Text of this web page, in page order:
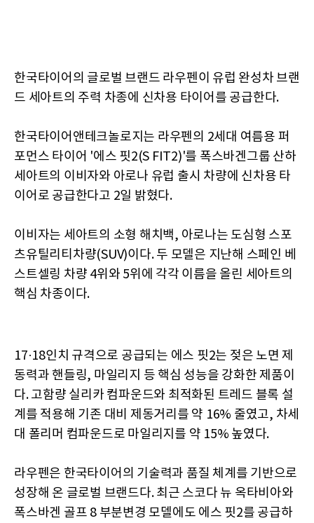
한국타이어의 글로벌 브랜드 라우펜이 유럽 완성차 브랜
드 세아트의 주력 차종에 신차용 타이어를 공급한다.
한국타이어앤테크놀로지는 라우펜의 2세대 여름용 퍼
포먼스 타이어 '에스 핏2(S FIT2)'를 폭스바겐그룹 산하
세아트의 이비자와 아로나 유럽 출시 차량에 신차용 타
이어로 공급한다고 2일 밝혔다.
이비자는 세아트의 소형 해치백, 아로나는 도심형 스포
츠유틸리티차량(SUV)이다. 두 모델은 지난해 스페인 베
스트셀링 차량 4위와 5위에 각각 이름을 올린 세아트의
핵심 차종이다.
17·18인치 규격으로 공급되는 에스 핏2는 젖은 노면 제
동력과 핸들링, 마일리지 등 핵심 성능을 강화한 제품이
다. 고함량 실리카 컴파운드와 최적화된 트레드 블록 설
계를 적용해 기존 대비 제동거리를 약 16% 줄였고, 차세
대 폴리머 컴파운드로 마일리지를 약 15% 높였다.
라우펜은 한국타이어의 기술력과 품질 체계를 기반으로
성장해 온 글로벌 브랜드다. 최근 스코다 뉴 옥타비아와
폭스바겐 골프 8 부분변경 모델에도 에스 핏2를 공급하